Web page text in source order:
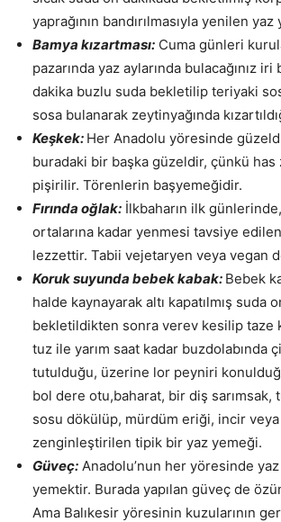
yaprağının bandırılmasıyla yenilen yaz
Bamya kızartması: Cuma günleri
pazarında yaz aylarında bulacağınız iri
dakika buzlu suda bekletilip teriyaki
sosa bulanarak zeytinyağında
Keşkek: Her Anadolu yöresinde
buradaki bir başka güzeldir, çünkü has
pişirilir. Törenlerin başyemeğidir.
Fırında oğlak: İlkbaharın ilk
ortalarına kadar yenmesi tavsiye
lezzettir. Tabii vejetaryen veya vegan
Koruk suyunda bebek kabak: Bebek
halde kaynayarak altı kapatılmış suda
bekletildikten sonra verev kesilip taze
tuz ile yarım saat kadar buzdolabında
tutulduğu, üzerine lor peyniri
bol dere otu,baharat, bir diş sarımsak,
sosu dökülüp, mürdüm eriği, incir
zenginleştirilen tipik bir yaz yemeği.
Güveç: Anadolu’nun her yöresinde
yemektir. Burada yapılan güveç de
Ama Balıkesir yöresinin kuzularının